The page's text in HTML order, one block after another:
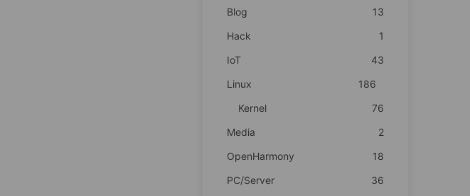
Blog
13
Hack
1
IoT
43
Linux
186
Kernel
76
Media
2
OpenHarmony
18
PC/Server
36